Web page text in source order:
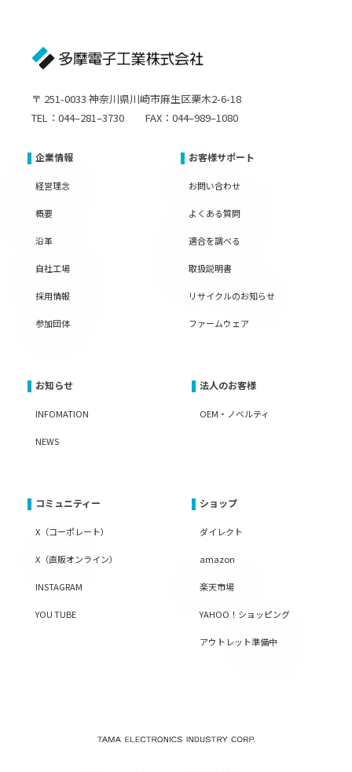
〒 251-0033 神奈川県川崎市麻生区栗木2-6-18
TEL：044–281–3730 FAX：044–989–1080
企業情報
経営理念
概要
沿革
自社工場
採用情報
参加団体
お客様サポート
お問い合わせ
よくある質問
適合を調べる
取扱説明書
リサイクルのお知らせ
ファームウェア
お知らせ
INFOMATION
NEWS
法人のお客様
OEM・ノベルティ
コミュニティー
X（コーポレート）
X（直販オンライン）
INSTAGRAM
YOU TUBE
ショップ
ダイレクト
amazon
楽天市場
YAHOO！ショッピング
アウトレット準備中